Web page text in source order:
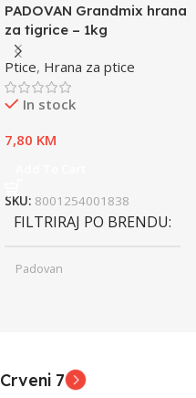
PADOVAN Grandmix hrana
za tigrice – 1kg
Ptice, Hrana za ptice
In stock
7,80 KM
SKU: 8001254001838
FILTRIRAJ PO BRENDU
Padovan
Crveni 7